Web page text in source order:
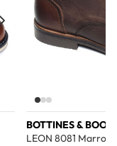
BOTTINES &
LEON 8081 Marron